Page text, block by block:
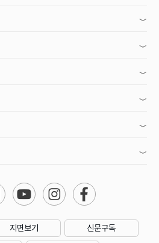
지면보기 신문구독